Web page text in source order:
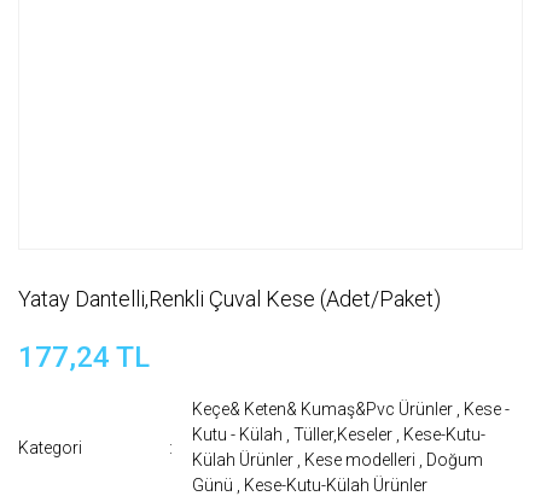
Yatay Dantelli,Renkli Çuval Kese (Adet/Paket)
177,24 TL
Kategori
Keçe& Keten& Kumaş&Pvc Ürünler
Kese -
Kutu - Külah
,Tüller,Keseler
Kese-Kutu-
Külah Ürünler
Kese modelleri
Doğum
Günü
Kese-Kutu-Külah Ürünler